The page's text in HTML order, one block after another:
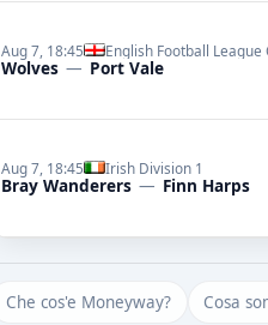
Aug 7, 18:45 English Football League
Wolves — Port Vale
Aug 7, 18:45 Irish Division 1
Bray Wanderers — Finn Harps
Che cos'e Moneyway? Cosa